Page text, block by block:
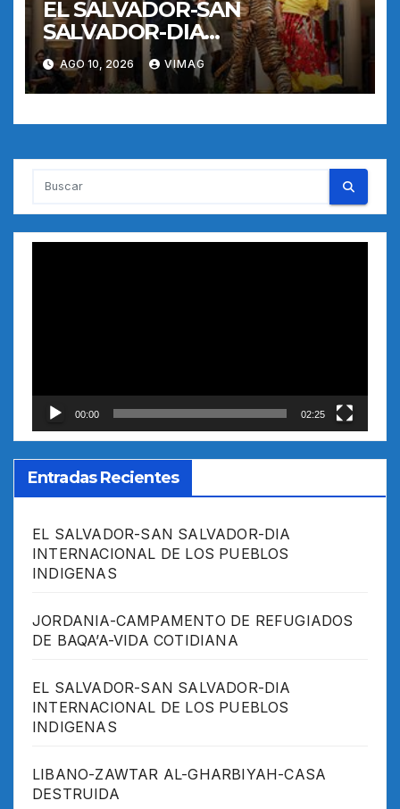
EL SALVADOR-SAN
SALVADOR-DIA
INTERNACIONAL DE LOS
PUEBLOS INDIGENAS
AGO 10, 2026 VIMAG
00:00 02:25
Entradas Recientes
EL SALVADOR-SAN SALVADOR-DIA
INTERNACIONAL DE LOS PUEBLOS
INDIGENAS
JORDANIA-CAMPAMENTO DE REFUGIADOS
DE BAQA’A-VIDA COTIDIANA
EL SALVADOR-SAN SALVADOR-DIA
INTERNACIONAL DE LOS PUEBLOS
INDIGENAS
LIBANO-ZAWTAR AL-GHARBIYAH-CASA
DESTRUIDA